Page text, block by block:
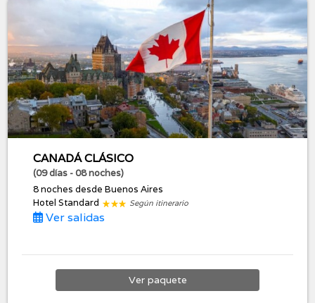
CANADÁ CLÁSICO
(09 días - 08 noches)
8 nochesdesde Buenos Aires
Hotel Standard
Según itinerario
Ver salidas
Ver paquete